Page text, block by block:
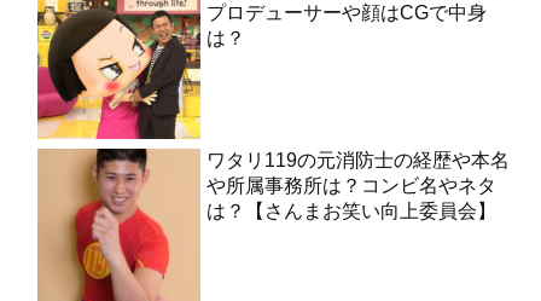
プロデューサーや顔はCGで中身
は？
ワタリ119の元消防士の経歴や本名
や所属事務所は？コンビ名やネタ
は？【さんまお笑い向上委員会】